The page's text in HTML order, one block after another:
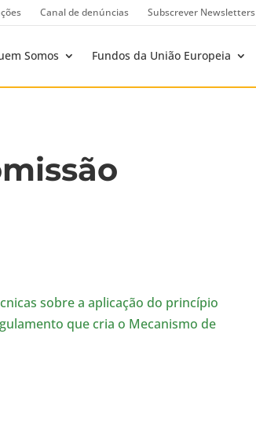
Canal de denúncias Subscrever Newsletters
Somos Fundos da União Europeia
sobre a aplicação do princípio
que cria o Mecanismo de